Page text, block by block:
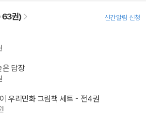
63권) 신간알림 신청
은 담장
우리민화 그림책 세트 - 전4권